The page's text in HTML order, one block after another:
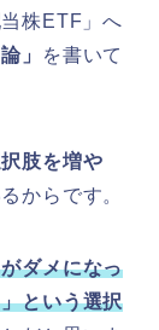
株ETF」へ
」
を書いて
択肢を増や
からです。
ダメになっ
という選択